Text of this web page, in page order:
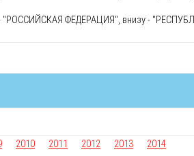
- "РОССИЙСКАЯ ФЕДЕРАЦИЯ", внизу -
2010 2011 2012 2013 2014